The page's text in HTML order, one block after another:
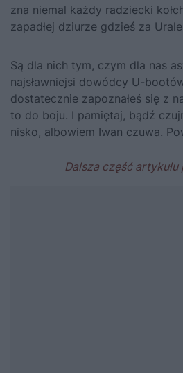
zna niemal każdy radziecki
zapadłej dziurze gdzieś za
Są dla nich tym, czym dla nas
najsławniejsi dowódcy U-
dostatecznie zapoznałeś się z
to do boju. I pamiętaj, bądź
nisko, albowiem Iwan czuwa.